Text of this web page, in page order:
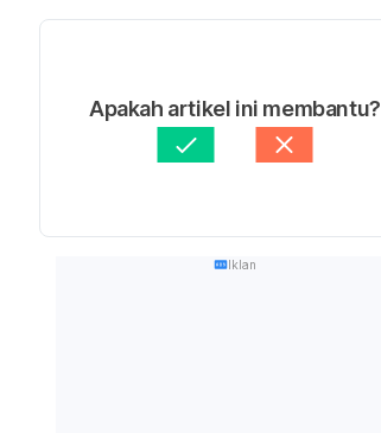
Apakah artikel ini membantu?
Iklan